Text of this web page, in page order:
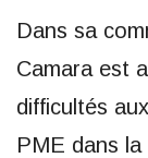
Dans sa
Camara est
difficultés
PME dans